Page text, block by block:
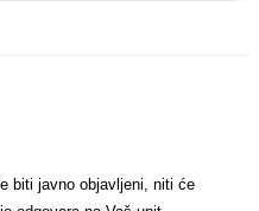
biti javno objavljeni, niti će